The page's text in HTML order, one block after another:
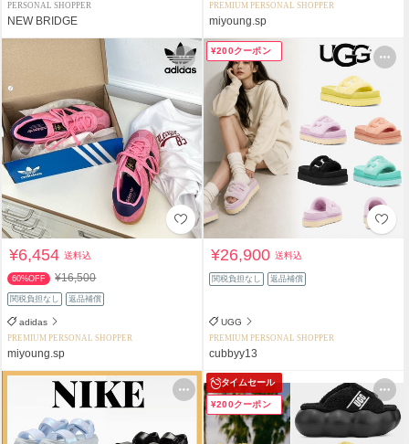
PERSONAL SHOPPER
NEW BRIDGE
PREMIUM PERSONAL SHOPPER
miyoung.sp
¥6,454送料込
60%OFF ¥16,500
関税負担なし 返品補償
adidas
PREMIUM PERSONAL SHOPPER
miyoung.sp
¥200クーポン
¥26,900送料込
関税負担なし 返品補償
UGG
PREMIUM PERSONAL SHOPPER
cubbyy13
タイムセール
¥200クーポン